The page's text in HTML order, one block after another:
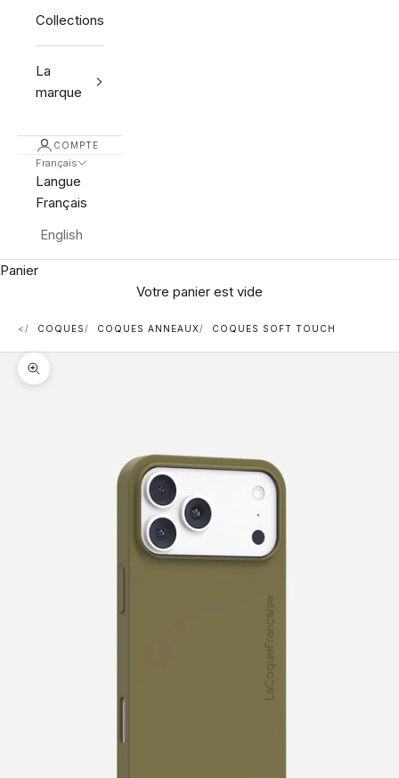
Collections
La
marque
COMPTE
Français
Langue
Français
English
Panier
Votre panier est vide
< COQUES COQUES ANNEAUX COQUES SOFT TOUCH
Zoomer sur l'image